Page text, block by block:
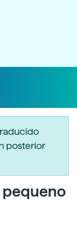
posterior
pequeno